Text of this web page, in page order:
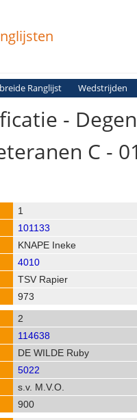
Ranglijst Wedstrijden
- Degen
C -
1
101133
KNAPE Ineke
4010
TSV Rapier
973
2
114638
DE WILDE Ruby
5022
s.v. M.V.O.
900